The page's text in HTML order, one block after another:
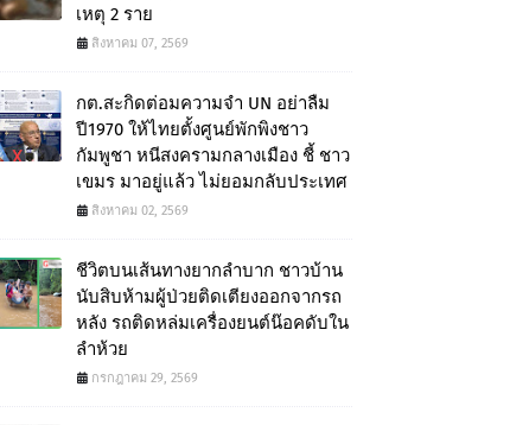
เหตุ 2 ราย
สิงหาคม 07, 2569
กต.สะกิดต่อมความจำ UN อย่าลืม
ปี1970 ให้ไทยตั้งศูนย์พักพิงชาว
กัมพูชา หนีสงครามกลางเมือง ชี้ ชาว
เขมร มาอยู่แล้ว ไม่ยอมกลับประเทศ
สิงหาคม 02, 2569
ชีวิตบนเส้นทางยากลำบาก ชาวบ้าน
นับสิบห้ามผู้ป่วยติดเตียงออกจากรถ
หลัง รถติดหล่มเครื่องยนต์น๊อคดับใน
ลำห้วย
กรกฎาคม 29, 2569